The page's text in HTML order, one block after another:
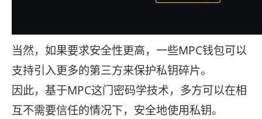
当然，如果要求安全性更高，一些MPC钱包可以
支持引入更多的第三方来保护私钥碎片。
因此，基于MPC这门密码学技术，多方可以在相
互不需要信任的情况下，安全地使用私钥。